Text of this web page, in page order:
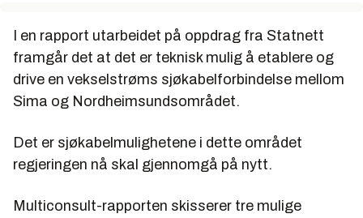
I en rapport utarbeidet på oppdrag fra Statnett
framgår det at det er teknisk mulig å etablere og
drive en vekselstrøms sjøkabelforbindelse mellom
Sima og Nordheimsundsområdet.
Det er sjøkabelmulighetene i dette området
regjeringen nå skal gjennomgå på nytt.
Multiconsult-rapporten skisserer tre mulige